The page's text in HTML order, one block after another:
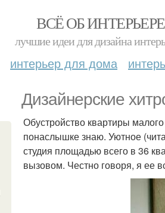
ВСЁ ОБ
лучшие идеи для дизайна
интерьер для дома
Дизайнерские
Обустройство квартиры
понаслышке знаю. Уютное
студия площадью всего в 36
вызовом. Честно говоря, я ее